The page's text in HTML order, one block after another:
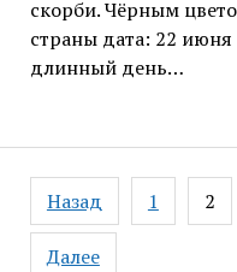
скорби. Чёрным
страны дата: 22
длинный день…
Навигация
по
записям
Назад 1 2
Далее